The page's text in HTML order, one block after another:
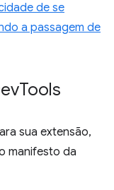
de se
a passagem de
Tools
sua extensão,
manifesto da